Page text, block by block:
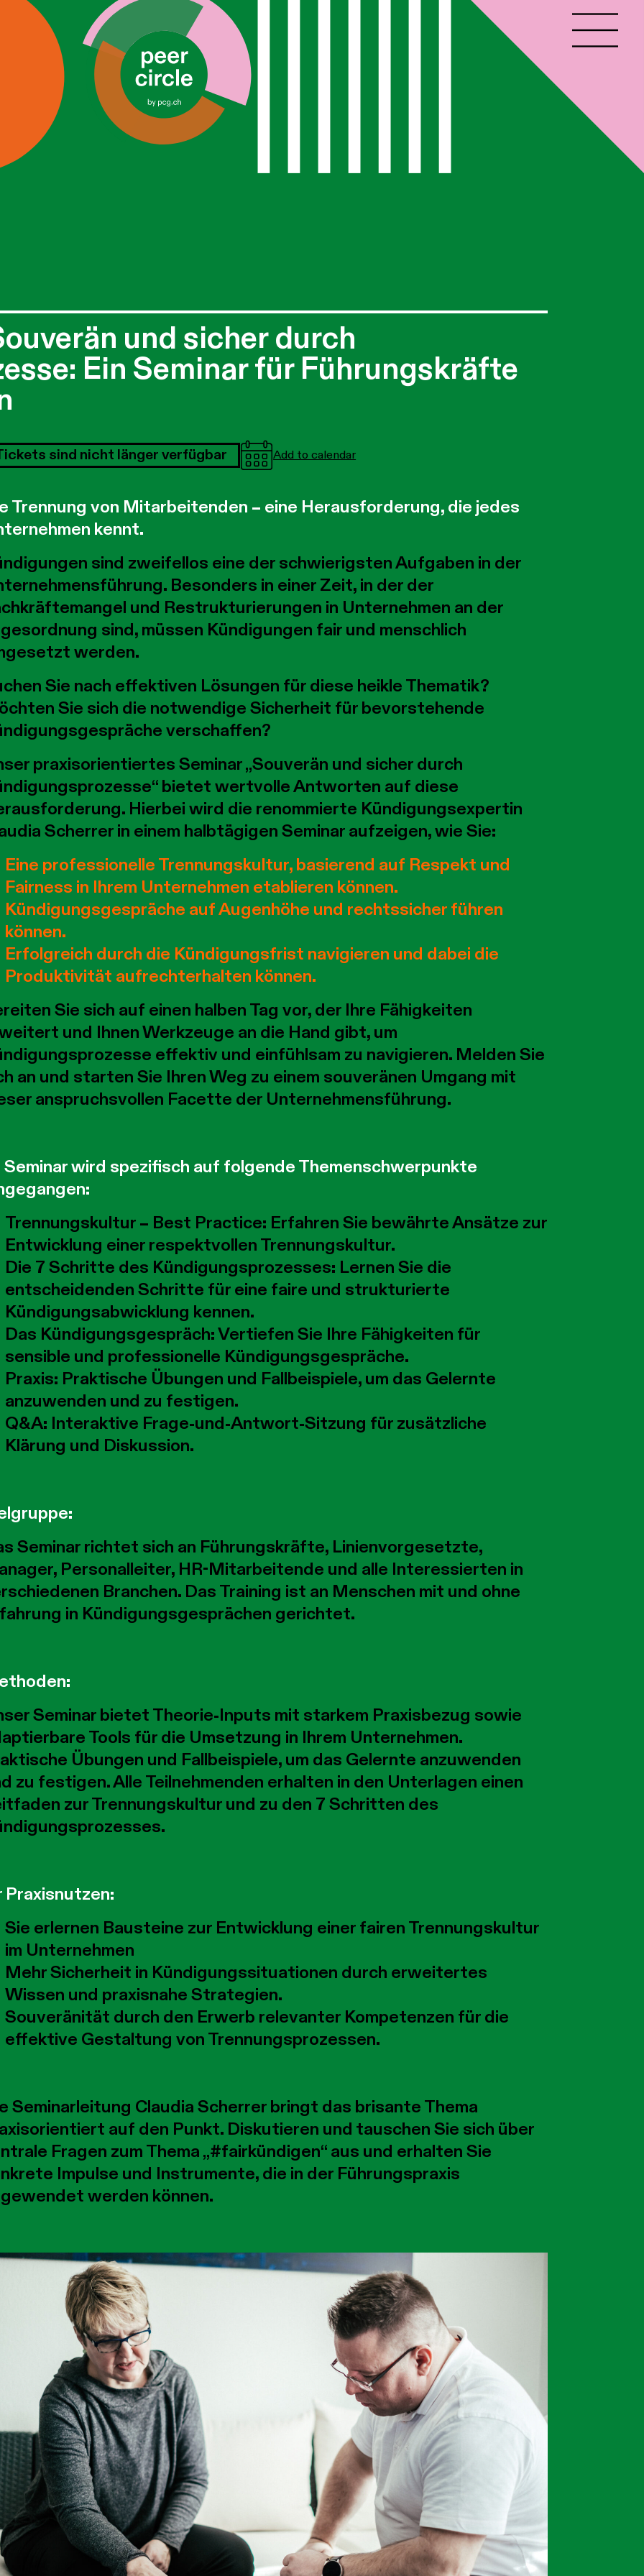
und sicher durch
Ein Seminar für Führungskräfte
sind nicht länger verfügbar Add to calendar
Trennung von Mitarbeitenden – eine Herausforderung, die jedes
kennt.
sind zweifellos eine der schwierigsten Aufgaben in der
Besonders in einer Zeit, in der der
und Restrukturierungen in Unternehmen an der
sind, müssen Kündigungen fair und menschlich
werden.
Sie nach effektiven Lösungen für diese heikle Thematik?
Sie sich die notwendige Sicherheit für bevorstehende
verschaffen?
praxisorientiertes Seminar „Souverän und sicher durch
bietet wertvolle Antworten auf diese
Hierbei wird die renommierte Kündigungsexpertin
Scherrer in einem halbtägigen Seminar aufzeigen, wie Sie:
Eine professionelle Trennungskultur, basierend auf Respekt und
Fairness in Ihrem Unternehmen etablieren können.
Kündigungsgespräche auf Augenhöhe und rechtssicher führen
können.
Erfolgreich durch die Kündigungsfrist navigieren und dabei die
Produktivität aufrechterhalten können.
Sie sich auf einen halben Tag vor, der Ihre Fähigkeiten
und Ihnen Werkzeuge an die Hand gibt, um
effektiv und einfühlsam zu navigieren. Melden Sie
an und starten Sie Ihren Weg zu einem souveränen Umgang mit
anspruchsvollen Facette der Unternehmensführung.
Seminar wird spezifisch auf folgende Themenschwerpunkte
Trennungskultur – Best Practice: Erfahren Sie bewährte Ansätze zur
Entwicklung einer respektvollen Trennungskultur.
Die 7 Schritte des Kündigungsprozesses: Lernen Sie die
entscheidenden Schritte für eine faire und strukturierte
Kündigungsabwicklung kennen.
Das Kündigungsgespräch:Vertiefen Sie Ihre Fähigkeiten für
sensible und professionelle Kündigungsgespräche.
Praxis: Praktische Übungen und Fallbeispiele, um das Gelernte
anzuwenden und zu festigen.
Q&A: Interaktive Frage-und-Antwort-Sitzung für zusätzliche
Klärung und Diskussion.
Seminar richtet sich an Führungskräfte, Linienvorgesetzte,
Personalleiter, HR-Mitarbeitende und alle Interessierten in
Branchen. Das Training ist an Menschen mit und ohne
in Kündigungsgesprächen gerichtet.
Seminar bietet Theorie-Inputs mit starkem Praxisbezug sowie
Tools für die Umsetzung in Ihrem Unternehmen.
Übungen und Fallbeispiele, um das Gelernte anzuwenden
zu festigen. Alle Teilnehmenden erhalten in den Unterlagen einen
zur Trennungskultur und zu den 7 Schritten des
Praxisnutzen:
Sie erlernen Bausteine zur Entwicklung einer fairen Trennungskultur
im Unternehmen
Mehr Sicherheit in Kündigungssituationen durch erweitertes
Wissen und praxisnahe Strategien.
Souveränität durch den Erwerb relevanter Kompetenzen für die
effektive Gestaltung von Trennungsprozessen.
Seminarleitung Claudia Scherrer bringt das brisante Thema
auf den Punkt. Diskutieren und tauschen Sie sich über
Fragen zum Thema „#fairkündigen“ aus und erhalten Sie
Impulse und Instrumente, die in der Führungspraxis
werden können.